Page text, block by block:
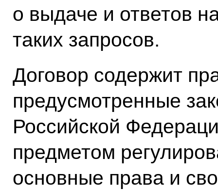
о выдаче и ответов
таких запросов.
Договор содержит
предусмотренные
Российской
предметом
основные права и